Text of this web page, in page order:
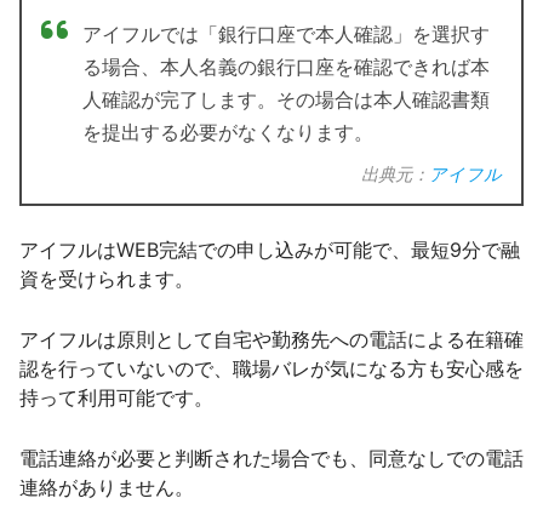
アイフルでは「銀行口座で本人確認」を選択す
る場合、本人名義の銀行口座を確認できれば本
人確認が完了します。その場合は本人確認書類
を提出する必要がなくなります。
出典元： アイフル
アイフルはWEB完結での申し込みが可能で、最短9分で融
資を受けられます。
アイフルは原則として自宅や勤務先への電話による在籍確
認を行っていないので、職場バレが気になる方も安心感を
持って利用可能です。
電話連絡が必要と判断された場合でも、同意なしでの電話
連絡がありません。